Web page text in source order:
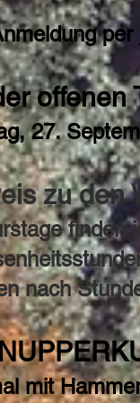
per
offenen
27.
zu den
finden
nach
mit